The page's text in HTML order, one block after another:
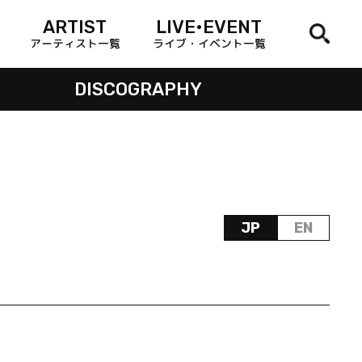
ARTIST
アーティスト一覧
LIVE•EVENT
ライブ・イベント一覧
DISCOGRAPHY
JP EN